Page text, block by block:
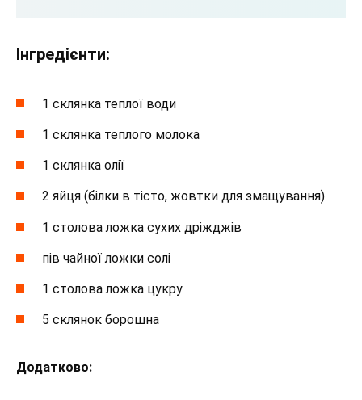
Інгредієнти:
1 склянка теплої води
1 склянка теплого молока
1 склянка олії
2 яйця (білки в тісто, жовтки для змащування)
1 столова ложка сухих дріжджів
пів чайної ложки солі
1 столова ложка цукру
5 склянок борошна
Додатково: